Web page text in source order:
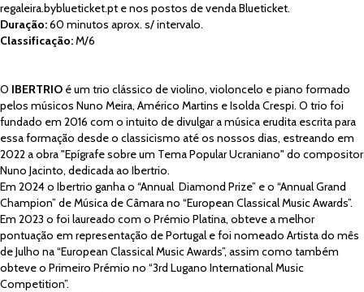
regaleira.byblueticket.pt e nos postos de venda Blueticket.
Duração:60 minutos aprox. s/ intervalo.
Classificação:M/6
O IBERTRIO é um trio clássico de violino, violoncelo e piano formado
pelos músicos Nuno Meira, Américo Martins e Isolda Crespi. O trio foi
fundado em 2016 com o intuito de divulgar a música erudita escrita para
essa formação desde o classicismo até os nossos dias, estreando em
2022 a obra "Epígrafe sobre um Tema Popular Ucraniano" do compositor
Nuno Jacinto, dedicada ao Ibertrio.
Em 2024 o Ibertrio ganha o “Annual Diamond Prize” e o “Annual Grand
Champion” de Música de Câmara no “European Classical Music Awards”.
Em 2023 o foi laureado com o Prémio Platina, obteve a melhor
pontuação em representação de Portugal e foi nomeado Artista do mês
de Julho na “European Classical Music Awards”, assim como também
obteve o Primeiro Prémio no “3rd Lugano International Music
Competition”.